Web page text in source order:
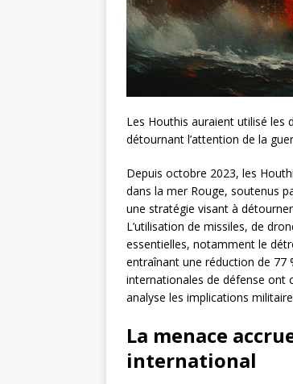
Les Houthis auraient utilisé
détournant l’attention de la
Depuis octobre 2023, les
dans la mer Rouge, soutenus
une stratégie visant à
L’utilisation de missiles, de
essentielles, notamment le
entraînant une réduction de 77
internationales de défense ont
analyse les implications
La menace
international